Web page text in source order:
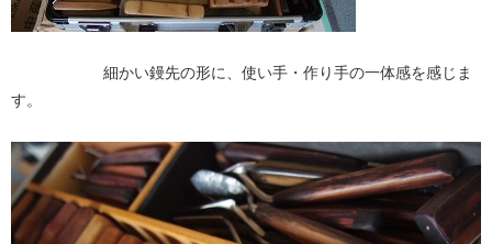
細かい鏝先の形に、使い手・作り手の一体感を感じま
す。